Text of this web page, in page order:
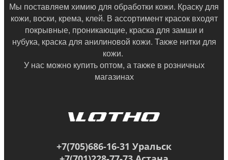
Мы поставляем химию для обработки кожи. Краску для
кожи, воски, крема, клей. В ассортимент красок входят
покрывные, проникающие, краска для замши и
нубука, краска для анилиновой кожи. Также нитки для
кожи.
У нас можно купить оптом, а также в розничных
магазинах
+7(705)686-16-31 Уральск